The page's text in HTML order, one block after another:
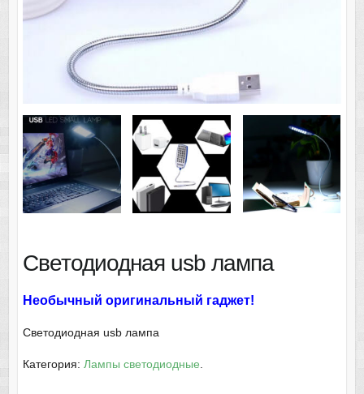
Светодиодная usb лампа
Необычный оригинальный гаджет!
Светодиодная usb лампа
Категория: Лампы светодиодные